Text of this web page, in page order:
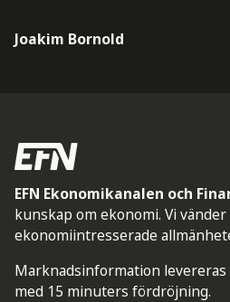
Joakim Bornold
EFN Ekonomikanalen och
kunskap om ekonomi. Vi
ekonomiintresserade
Marknadsinformation
med 15 minuters fördröjning.